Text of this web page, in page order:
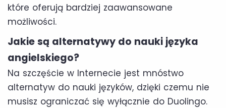
które oferują bardziej zaawansowane
możliwości.
Jakie są alternatywy do nauki języka
angielskiego?
Na szczęście w Internecie jest mnóstwo
alternatyw do nauki języków, dzięki czemu nie
musisz ograniczać się wyłącznie do Duolingo.